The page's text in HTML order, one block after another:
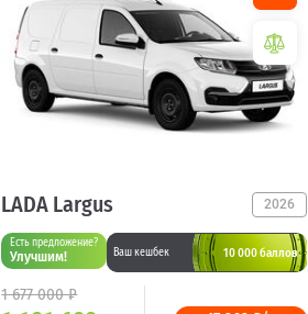
LADA Largus 2026
Есть предложение?
Улучшим! Ваш кешбек 10 000 баллов
1 677 000 ₽